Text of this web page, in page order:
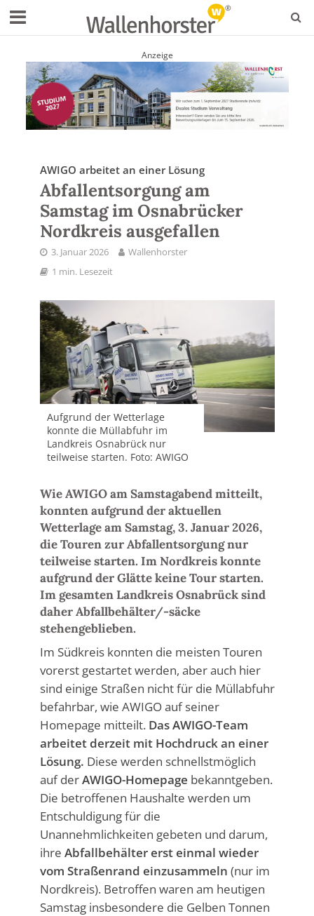
Anzeige
AWIGO arbeitet an einer Lösung
Abfallentsorgung am
Samstag im Osnabrücker
Nordkreis ausgefallen
3. Januar 2026
Wallenhorster
1 min. Lesezeit
Aufgrund der Wetterlage
konnte die Müllabfuhr im
Landkreis Osnabrück nur
teilweise starten. Foto: AWIGO
Wie AWIGO am Samstagabend mitteilt,
konnten aufgrund der aktuellen
Wetterlage am Samstag, 3. Januar 2026,
die Touren zur Abfallentsorgung nur
teilweise starten. Im Nordkreis konnte
aufgrund der Glätte keine Tour starten.
Im gesamten Landkreis Osnabrück sind
daher Abfallbehälter/-säcke
stehengeblieben.
Im Südkreis konnten die meisten Touren
vorerst gestartet werden, aber auch hier
sind einige Straßen nicht für die Müllabfuhr
befahrbar, wie AWIGO auf seiner
Homepage mitteilt. Das AWIGO-Team
arbeitet derzeit mit Hochdruck an einer
Lösung. Diese werden schnellstmöglich
auf derAWIGO-Homepage bekanntgeben.
Die betroffenen Haushalte werden um
Entschuldigung für die
Unannehmlichkeiten gebeten und darum,
ihre Abfallbehälter erst einmal wieder
vom Straßenrand einzusammeln (nur im
Nordkreis). Betroffen waren am heutigen
Samstag insbesondere die Gelben Tonnen